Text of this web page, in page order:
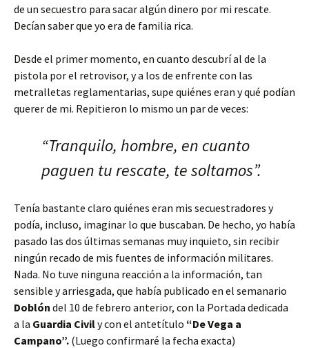
de un secuestro para sacar algún dinero por mi rescate.
Decían saber que yo era de familia rica.
Desde el primer momento, en cuanto descubrí al de la
pistola por el retrovisor, y a los de enfrente con las
metralletas reglamentarias, supe quiénes eran y qué podían
querer de mi. Repitieron lo mismo un par de veces:
“Tranquilo, hombre, en cuanto
paguen tu rescate, te soltamos”.
Tenía bastante claro quiénes eran mis secuestradores y
podía, incluso, imaginar lo que buscaban. De hecho, yo había
pasado las dos últimas semanas muy inquieto, sin recibir
ningún recado de mis fuentes de información militares.
Nada. No tuve ninguna reacción a la información, tan
sensible y arriesgada, que había publicado en el semanario
Doblón del 10 de febrero anterior, con la Portada dedicada
a la Guardia Civily con el antetítulo “De Vega a
Campano”. (Luego confirmaré la fecha exacta)